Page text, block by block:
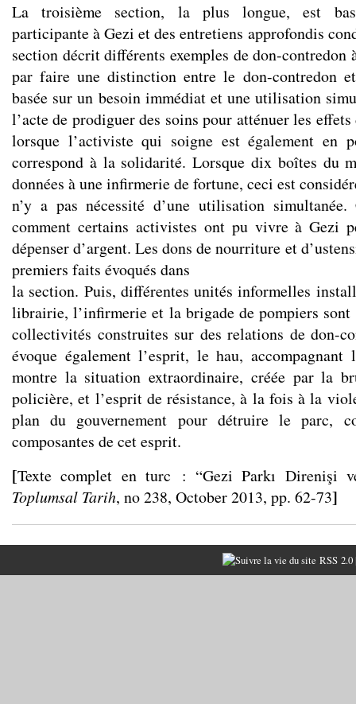
La troisième section, la plus longue, est
participante à Gezi et des entretiens approfondis
section décrit différents exemples de don-contredon
par faire une distinction entre le don-contredon
basée sur un besoin immédiat et une utilisation
l’acte de prodiguer des soins pour atténuer les
lorsque l’activiste qui soigne est également en
correspond à la solidarité. Lorsque dix boîtes du
données à une infirmerie de fortune, ceci est
n’y a pas nécessité d’une utilisation
comment certains activistes ont pu vivre à Gezi
dépenser d’argent. Les dons de nourriture et
premiers faits évoqués dans
la section. Puis, différentes unités informelles
librairie, l’infirmerie et la brigade de pompiers sont
collectivités construites sur des relations de don-
évoque également l’esprit, le hau,
montre la situation extraordinaire, créée par la
policière, et l’esprit de résistance, à la fois à la
plan du gouvernement pour détruire le parc,
composantes de cet esprit.
[Texte complet en turc : “Gezi Parkı Direnişi
Toplumsal Tarih, no 238, October 2013, pp. 62-73]
RSS 2.0